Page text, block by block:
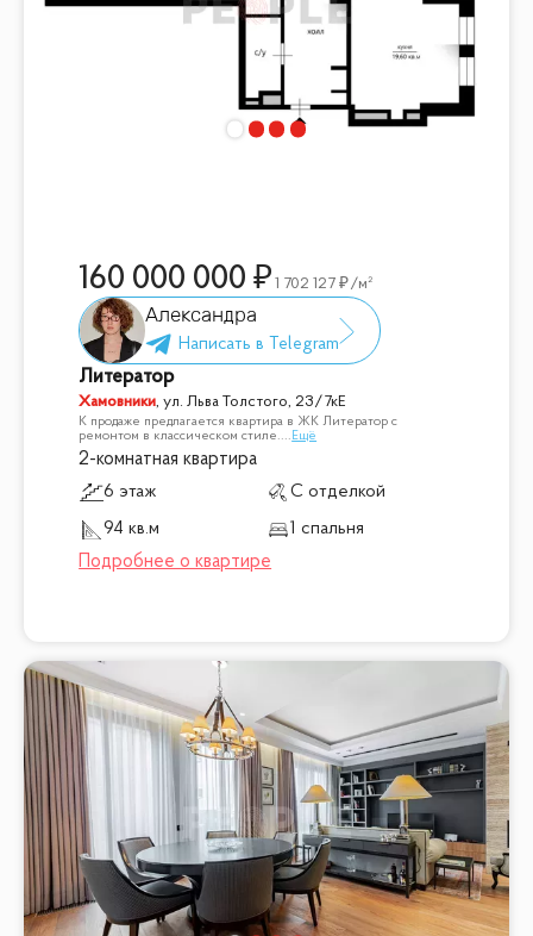
160 000 000 1 702 127 /м²
Александра
Литератор
Хамовники,ул. Льва Толстого, 23/7кЕ
К продаже предлагается квартира в ЖК Литератор с
ремонтом в классическом стиле.... Ещё
2-комнатная квартира
6 этаж
С отделкой
94 кв.м
1 спальня